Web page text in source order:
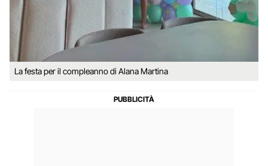
La festa per il compleanno di Alana Martina